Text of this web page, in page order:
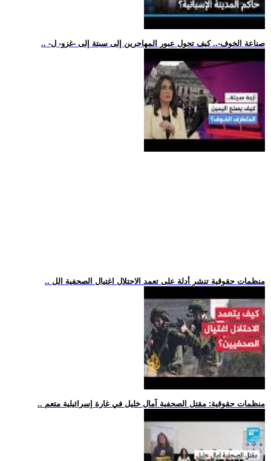
.. -صناعة الخوف-.. كيف تحول عبور المهاجرين إلى سبتة إلى -غزو- ل
.. منظمات حقوقية تنشر أدلة على تعمد الاحتلال اغتيال الصحفية الل
.. منظمات حقوقية: مقتل الصحفية آمال خليل في غارة إسرائيلية متعم